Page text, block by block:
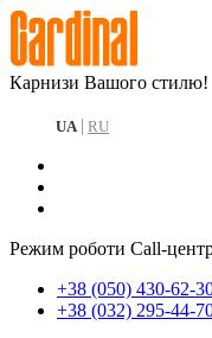
Карнизи Вашого стилю!
UA | RU
Режим роботи Call-
+38 (050) 430-62-
+38 (032) 295-44-